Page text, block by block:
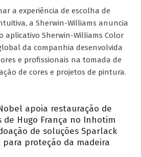
a experiência de escolha de
a Sherwin-Williams anuncia
aplicativo Sherwin-Williams Color
da companhia desenvolvida
e profissionais na tomada de
de cores e projetos de pintura.
apoia restauração de
de Hugo França no Inhotim
de soluções Sparlack
para proteção da madeira